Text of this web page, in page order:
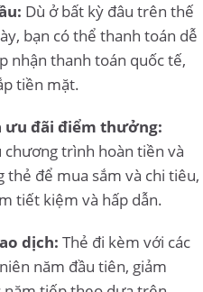
Dù ở bất kỳ đâu trên thế
bạn có thể thanh toán dễ
nhận thanh toán quốc tế,
tiền mặt.
ưu đãi điểm thưởng:
trình hoàn tiền và
để mua sắm và chi tiêu,
tiết kiệm và hấp dẫn.
dịch: Thẻ đi kèm với các
năm đầu tiên, giảm